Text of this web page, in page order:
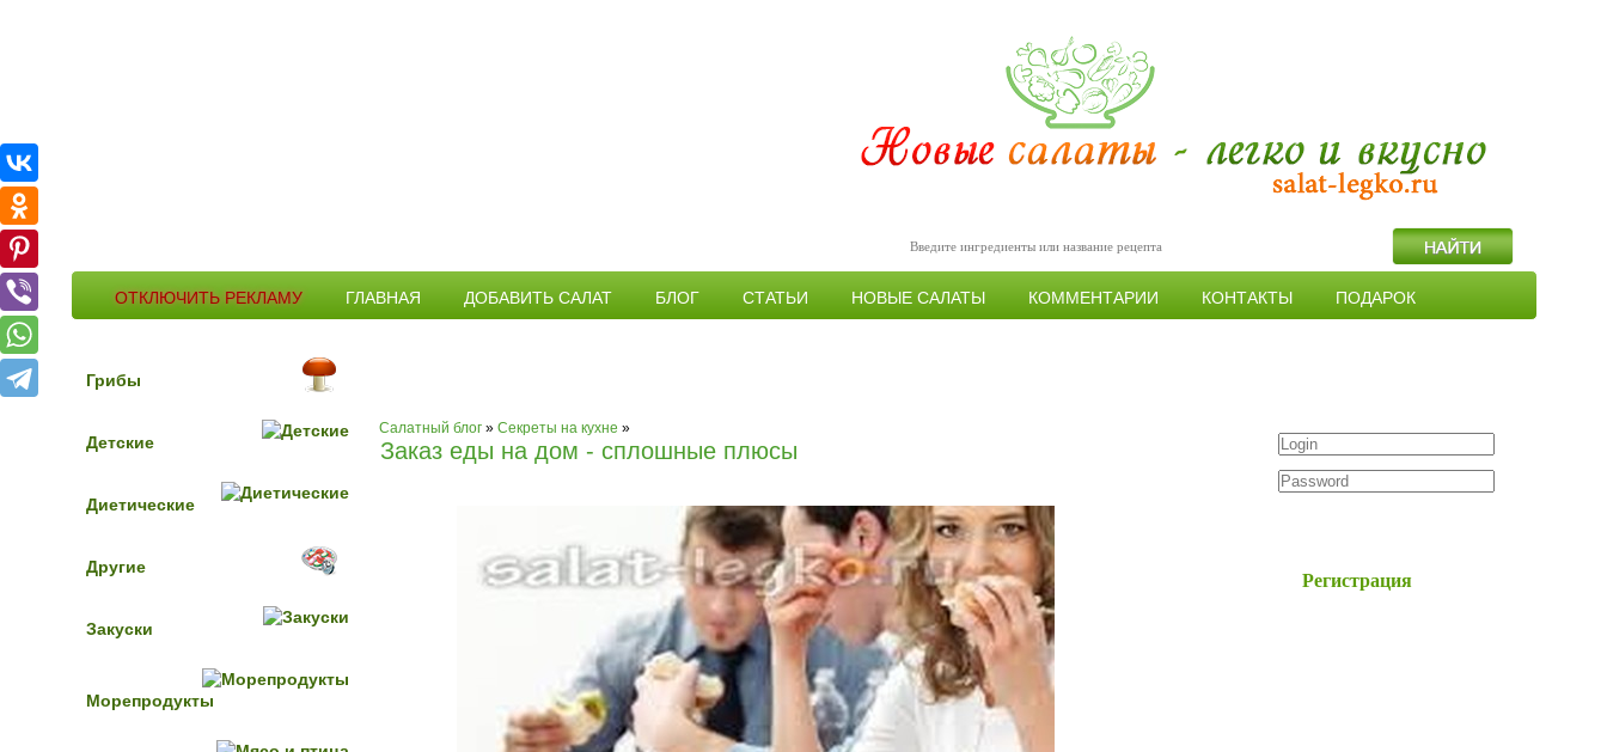
ОТКЛЮЧИТЬ РЕКЛАМУ ГЛАВНАЯ ДОБАВИТЬ САЛАТ БЛОГ СТАТЬИ НОВЫЕ САЛАТЫ КОММЕНТАРИИ КОНТАКТЫ ПОДАРОК
Салатный блог » Секреты на кухне »
Заказ еды на дом - сплошные плюсы
Грибы
Детские
Диетические
Другие
Закуски
Морепродукты
Регистрация